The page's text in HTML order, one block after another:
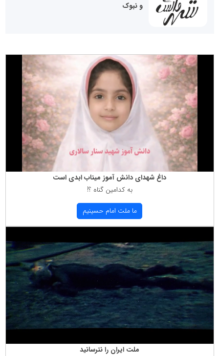
و نبوک
داغ شهدای دانش آموز میناب ابدی است
به كدامین گناه ؟!
ما ملت امام حسینیم
ملت ایران را نترسانید